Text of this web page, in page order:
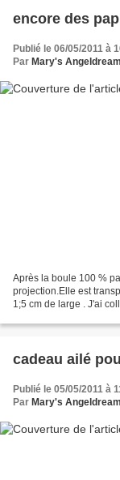
encore des
Publié le 06/05/2011 à
Par Mary's Angeldream
Après la boule 100 %
projection.Elle est
1;5 cm de large . J'ai
cadeau ailé
Publié le 05/05/2011 à
Par Mary's Angeldream